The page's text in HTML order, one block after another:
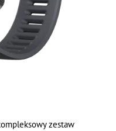
zestaw